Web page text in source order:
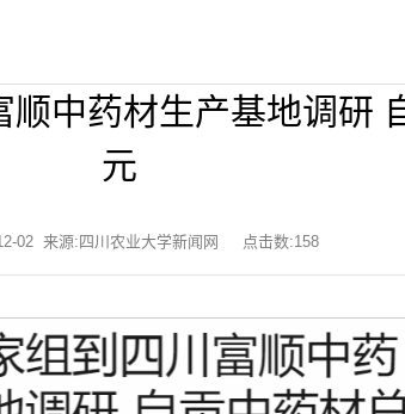
顺中药材生产基地调研
元
02 来源:四川农业大学新闻网 点击数:158